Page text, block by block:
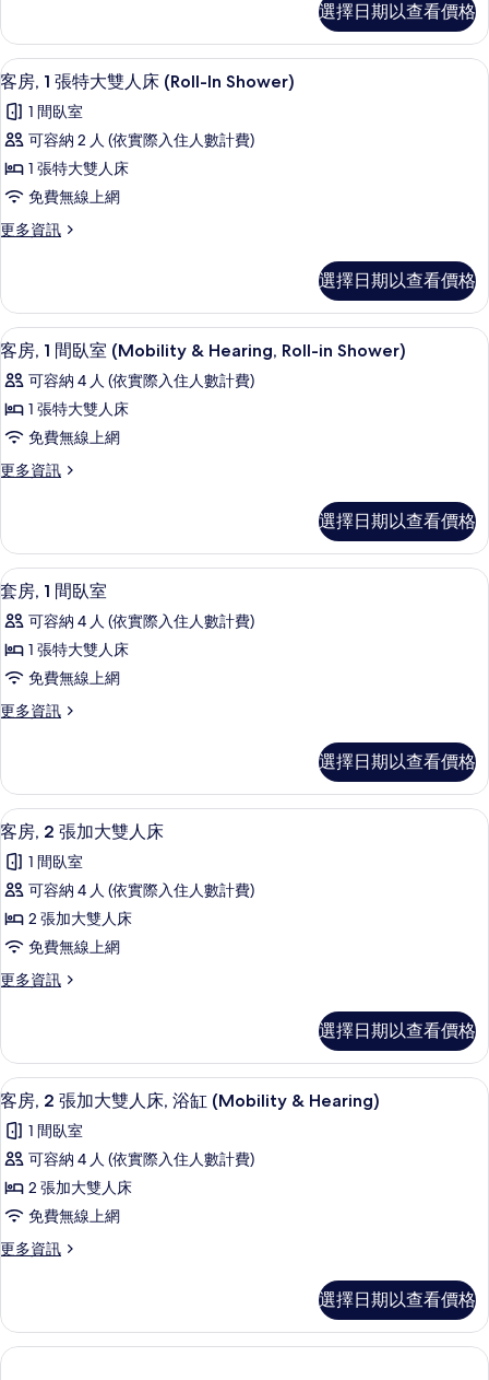
雙
人
床
和
1
張
沙
發
所
有
相
片
1
張
特
雙
人
和
沙
詳
情
選擇日期以查看價格
顯
示
客
房,
1
張
特
雙
人
床
(Roll-
In
Shower)
所
相
片
高級寢具、舒適加層、書桌、筆電工作
6
客房, 1 張特大雙人床 (Roll-In Shower)
1 間臥室
可容納 2 人 (依實際入住人數計費)
1 張特大雙人床
免費無線上網
更多資訊
更
1
張
特
雙
人
(Roll-
In
Shower)
情
選擇日期以查看價格
顯
示
客
房,
間
室
(Mobility
&
Hearing,
Roll-
in
Shower)
的
相
片
高級寢具、舒適加層、書桌、筆電工作
6
客房, 1 間臥室 (Mobility & Hearing, Roll-in Shower)
可容納 4 人 (依實際入住人數計費)
1 張特大雙人床
免費無線上網
更多資訊
更
1
間
臥
(Mobility
&
Hearing,
Roll-
in
Shower)
情
選擇日期以查看價格
顯
示
套
房,
間
室
的
所
有
相
片
套房, 1 間臥室 | 高級寢具、舒適加層
13
套房, 1 間臥室
可容納 4 人 (依實際入住人數計費)
1 張特大雙人床
免費無線上網
更多資訊
更
1
間
臥
的
詳
選擇日期以查看價格
顯
示
客
房,
2
張
加
雙
人
床
的
所
有
相
片
高級寢具、舒適加層、書桌、筆電工作
10
客房, 2 張加大雙人床
1 間臥室
可容納 4 人 (依實際入住人數計費)
2 張加大雙人床
免費無線上網
更多資訊
更
2
張
加
雙
人
的
詳
選擇日期以查看價格
顯
示
客
房,
2
張
加
雙
人
高級寢具、舒適加層、書桌、筆電工作
9
客房, 2 張加大雙人床, 浴缸 (Mobility & Hearing)
1 間臥室
可容納 4 人 (依實際入住人數計費)
2 張加大雙人床
免費無線上網
更多資訊
更
2
張
加
選擇日期以查看價格